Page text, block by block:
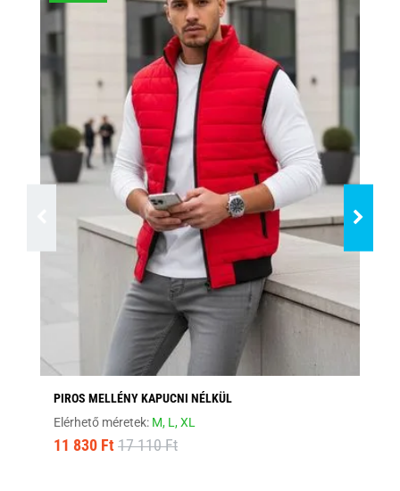
PIROS MELLÉNY KAPUCNI NÉLKÜL
Elérhető méretek: M, L,XL
11 830 Ft 17 110 Ft